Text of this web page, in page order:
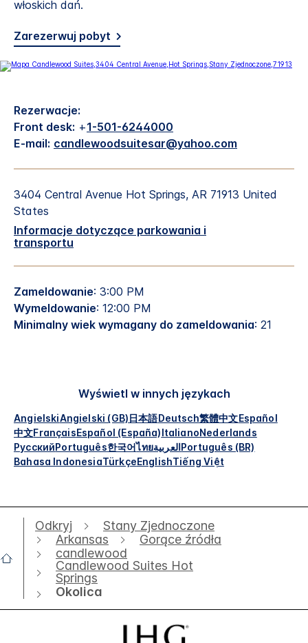
włoskich dań.
Zarezerwuj pobyt
Rezerwacje:
Front desk: +1-501-6244000
E-mail: candlewoodsuitesar@yahoo.com
3404 Central Avenue Hot Springs, AR 71913 United
States
Informacje dotyczące parkowania i
transportu
Zameldowanie: 3:00 PM
Wymeldowanie: 12:00 PM
Minimalny wiek wymagany do zameldowania: 21
Wyświetl w innych językach
AngielskiAngielski (GB)日本語Deutsch繁體中文Español
中文FrançaisEspañol (España)ItalianoNederlands
РусскийPortuguês한국어ไทยالعربيةPortuguês (BR)
Bahasa IndonesiaTürkçeEnglishTiếng Việt
Odkryj
Stany Zjednoczone
Arkansas
Gorące źródła
candlewood
Candlewood Suites Hot
Springs
Okolica